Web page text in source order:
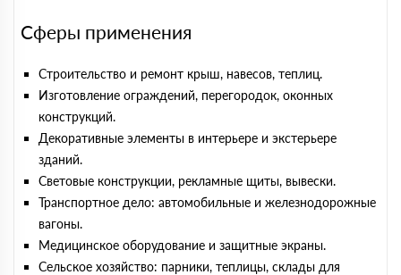
Сферы применения
Строительство и ремонт крыш, навесов, теплиц.
Изготовление ограждений, перегородок, оконных
конструкций.
Декоративные элементы в интерьере и экстерьере
зданий.
Световые конструкции, рекламные щиты, вывески.
Транспортное дело: автомобильные и железнодорожные
вагоны.
Медицинское оборудование и защитные экраны.
Сельское хозяйство: парники, теплицы, склады для